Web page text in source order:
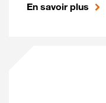
En savoir plus